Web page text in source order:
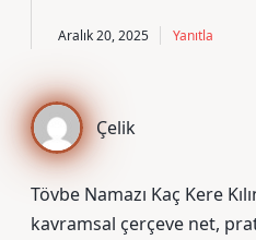
Aralık 20, 2025 Yanıtla
Çelik
Tövbe Namazı Kaç Kere
kavramsal çerçeve net,